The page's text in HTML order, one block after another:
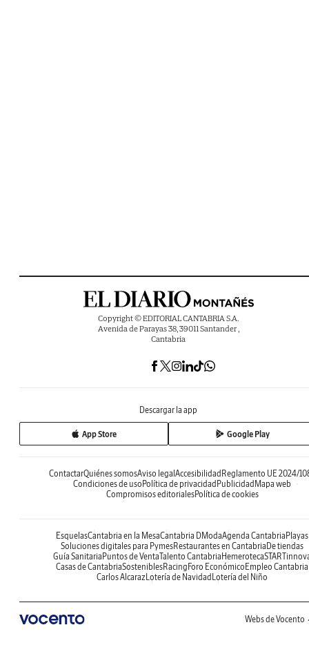
Copyright © EDITORIAL CANTABRIA S.A.
Avenida de Parayas 38, 39011 Santander ,
Cantabria
Descargar la app
App Store Google Play
ContactarQuiénes somosAviso legal Accesibilidad Reglamento UE 2024/
Condiciones de uso Política de privacidad Publicidad Mapa web
Compromisos editorialesPolítica de cookies
EsquelasCantabria en la MesaCantabria DModaAgenda Cantabria Playas
Soluciones digitales para PymesRestaurantes en Cantabria De tiendas
Guía Sanitaria Puntos de VentaTalento Cantabria Hemeroteca
Casas de CantabriaSosteniblesRacing Foro Económico Empleo Cantabria
Carlos AlcarazLotería de Navidad Lotería del Niño
Webs de Vocento